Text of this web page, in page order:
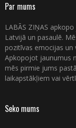
Par mums
LABĀS ZIŅAS
Latvijā un pasaulē.
pozitīvas emocijas un
Apkopojot jaunumus
mēs pirmie jums
laikapstākļiem vai
Seko mums